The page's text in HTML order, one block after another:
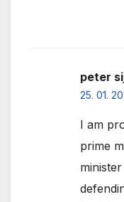
peter
25. 01.
I am
prime